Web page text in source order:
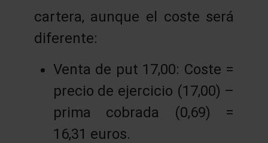
cartera, aunque el coste será
diferente:
Venta de put 17,00: Coste =
precio de ejercicio (17,00) –
prima cobrada (0,69) =
16,31 euros.